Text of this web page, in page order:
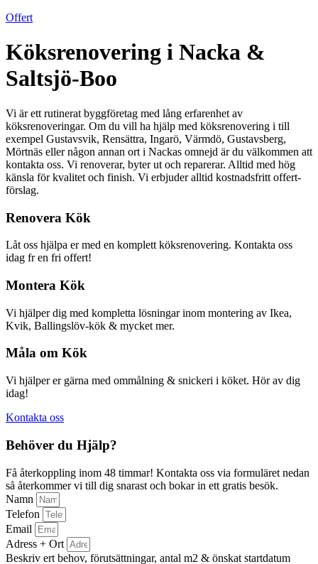
Offert
Köksrenovering i Nacka &
Saltsjö-Boo
Vi är ett rutinerat byggföretag med lång erfarenhet av
köksrenoveringar. Om du vill ha hjälp med köksrenovering i till
exempel Gustavsvik, Rensättra, Ingarö, Värmdö, Gustavsberg,
Mörtnäs eller någon annan ort i Nackas omnejd är du välkommen att
kontakta oss. Vi renoverar, byter ut och reparerar. Alltid med hög
känsla för kvalitet och finish. Vi erbjuder alltid kostnadsfritt offert-
förslag.
Renovera Kök
Låt oss hjälpa er med en komplett köksrenovering. Kontakta oss
idag fr en fri offert!
Montera Kök
Vi hjälper dig med kompletta lösningar inom montering av Ikea,
Kvik, Ballingslöv-kök & mycket mer.
Måla om Kök
Vi hjälper er gärna med ommålning & snickeri i köket. Hör av dig
idag!
Kontakta oss
Behöver du Hjälp?
Få återkoppling inom 48 timmar! Kontakta oss via formuläret nedan
så återkommer vi till dig snarast och bokar in ett gratis besök.
Namn
Telefon
Email
Adress + Ort
Beskriv ert behov, förutsättningar, antal m2 & önskat startdatum